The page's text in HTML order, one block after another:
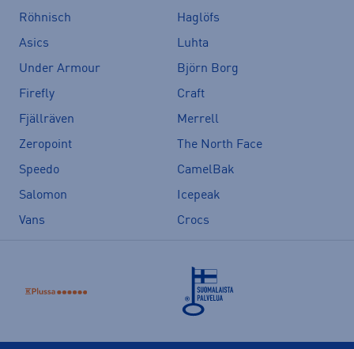
Röhnisch
Haglöfs
Asics
Luhta
Under Armour
Björn Borg
Firefly
Craft
Fjällräven
Merrell
Zeropoint
The North Face
Speedo
CamelBak
Salomon
Icepeak
Vans
Crocs